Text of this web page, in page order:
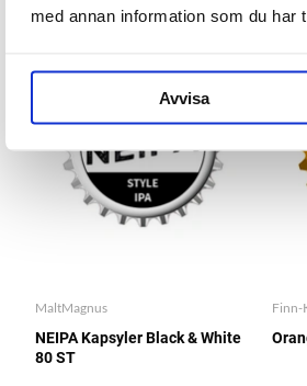
med annan information som du har
Avvisa
MaltMagnus
NEIPA Kapsyler Black & White
80 ST
Finn-